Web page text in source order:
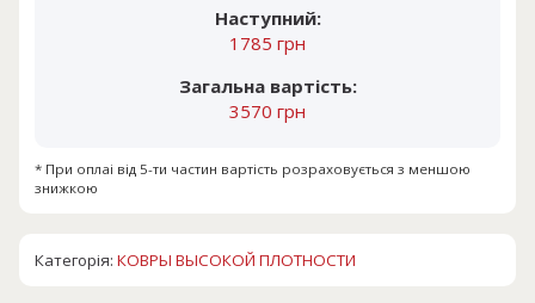
Наступний:
1785 грн
Загальна вартість:
3570 грн
* При оплаі від 5-ти частин вартість розраховується з меншою
знижкою
Категорія:КОВРЫ ВЫСОКОЙ ПЛОТНОСТИ